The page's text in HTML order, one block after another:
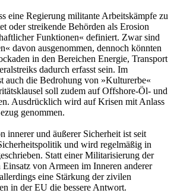
eine Regierung militante Arbeitskämpfe zu
oder streikende Behörden als Erosion
Funktionen« definiert. Zwar sind
davon ausgenommen, dennoch könnten
in den Bereichen Energie, Transport
dadurch erfasst sein. Im
auch die Bedrohung von »Kulturerbe«
soll zudem auf Offshore-Öl- und
Ausdrücklich wird auf Krisen mit Anlass
genommen.
innerer und äußerer Sicherheit ist seit
und wird regelmäßig in
Statt einer Militarisierung der
von Armeen im Inneren anderer
eine Stärkung der zivilen
in der EU die bessere Antwort.